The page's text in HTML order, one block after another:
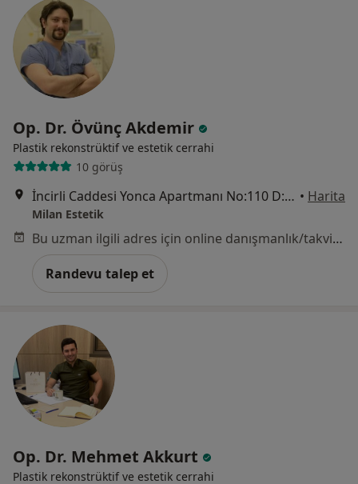
Op. Dr. Övünç Akdemir
Plastik rekonstrüktif ve estetik cerrahi
10 görüş
İncirli Caddesi Yonca Apartmanı No:110 D:3, İstanbul • Harita
Milan Estetik
Bu uzman ilgili adres için online danışmanlık/takvim sunmuyor.
Randevu talep et
Op. Dr. Mehmet Akkurt
Plastik rekonstrüktif ve estetik cerrahi